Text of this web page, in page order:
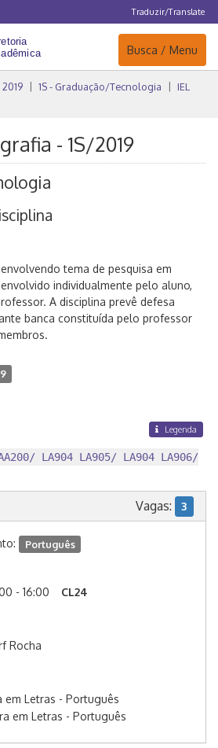
Traduzir/Translate
Navegação
Busca / Menu
2019 1S - Graduação/Tecnologia
IEL
- 1S/2019
tema de pesquisa em
individualmente pelo aluno,
A disciplina prevê defesa
banca constituída pelo professor
Legenda
LA904 LA905/ LA904 LA906/
Vagas: 3
Português
- 16:00
CL24
Rocha
em Letras - Português
em Letras - Português